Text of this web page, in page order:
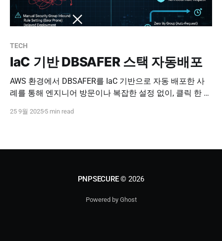
TECH
IaC 기반 DBSAFER 스택 자동배포
AWS 환경에서 DBSAFER를 IaC 기반으로 자동 배포한 사
례를 통해 엔지니어 방문이나 복잡한 설정 없이, 클릭 한 번
확인해보세요.
25 9월 2025 5 min read
PNPSECURE© 2026
Powered by Ghost